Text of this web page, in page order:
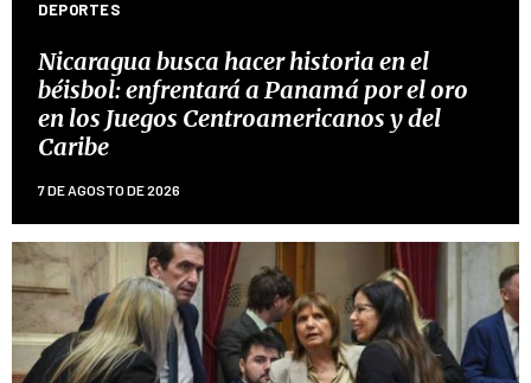
DEPORTES
Nicaragua busca hacer historia en el
béisbol: enfrentará a Panamá por el oro
en los Juegos Centroamericanos y del
Caribe
7 DE AGOSTO DE 2026